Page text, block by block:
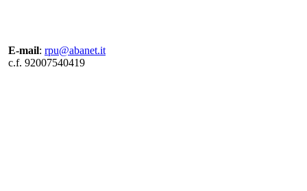
E-mail: rpu@abanet.it
c.f. 92007540419